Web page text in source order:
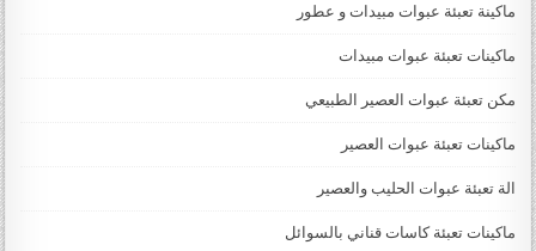
ماكينة تعبئة عبوات مبيدات و عطور
ماكينات تعبئة عبوات مبيدات
مكن تعبئة عبوات العصير الطبيعي
ماكينات تعبئة عبوات العصير
الة تعبئة عبوات الحليب والعصير
ماكينات تعبئة كاسات قناني بالسوائل